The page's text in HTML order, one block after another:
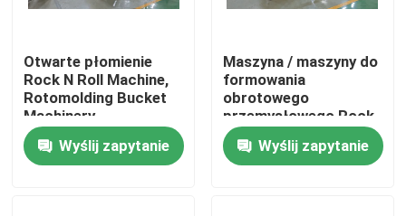
Skontaktuj się z nami
Aktualności
Otwarte płomienie
Rock N Roll Machine,
Rotomolding Bucket
Machinery
Wyślij zapytanie
Maszyna / maszyny do
formowania
obrotowego
przemysłowego Rock
And Roll
Wyślij zapytanie